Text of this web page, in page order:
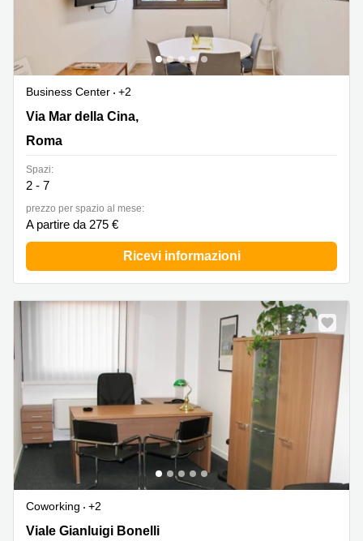
Business Center
+2
Via Mar della Cina, 276, Roma
Via Mar della Cina,
Roma
Spazi:
2 - 7
prezzo per spazio al mese:
A partire da 275 €
Ricevi informazioni
Coworking
+2
Viale Gianluigi Bonelli 40, Municipio X
Viale Gianluigi Bonelli